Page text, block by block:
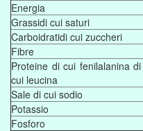
Energia
Grassidi cui saturi
Carboidratidi cui zuccheri
Fibre
Proteine di cui fenilalanina
cui leucina
Sale di cui sodio
Potassio
Fosforo